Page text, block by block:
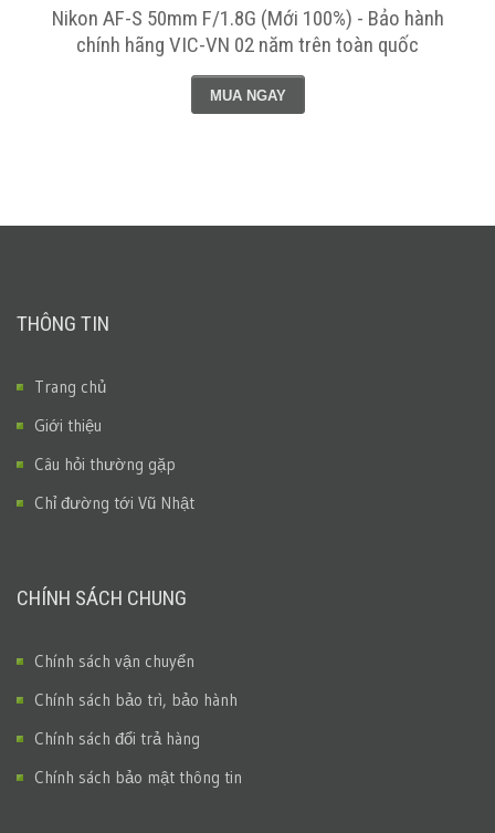
Nikon AF-S 50mm F/1.8G (Mới 100%) - Bảo hành
chính hãng VIC-VN 02 năm trên toàn quốc
MUA NGAY
THÔNG TIN
Trang chủ
Giới thiệu
Câu hỏi thường gặp
Chỉ đường tới Vũ Nhật
CHÍNH SÁCH CHUNG
Chính sách vận chuyển
Chính sách bảo trì, bảo hành
Chính sách đổi trả hàng
Chính sách bảo mật thông tin